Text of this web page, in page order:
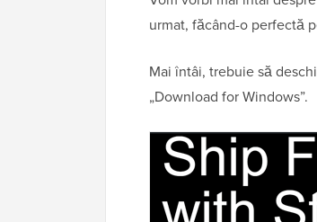
urmat, făcând-o perfectă
Mai întâi, trebuie să
„Download for Windows”.